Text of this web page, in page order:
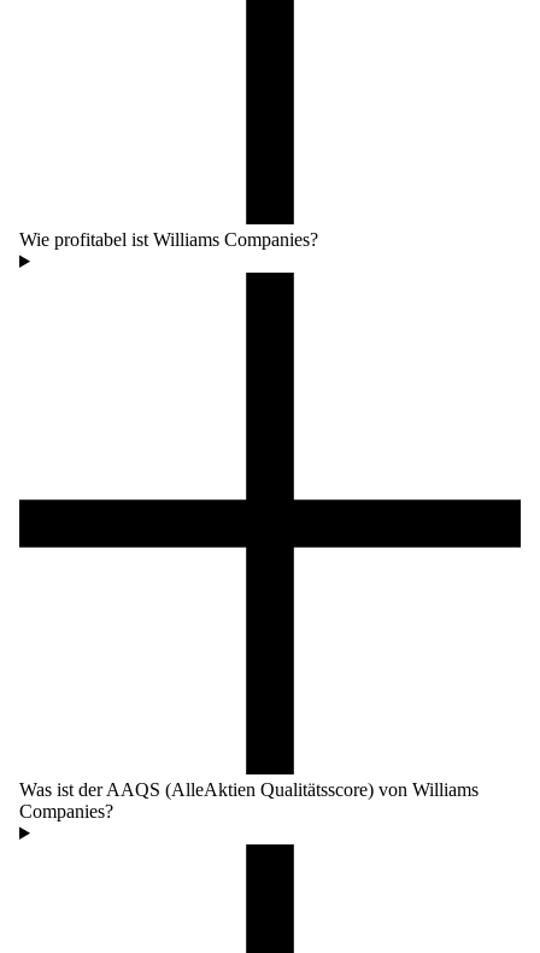
Wie profitabel ist Williams Companies?
Was ist der AAQS (AlleAktien Qualitätsscore) von Williams
Companies?